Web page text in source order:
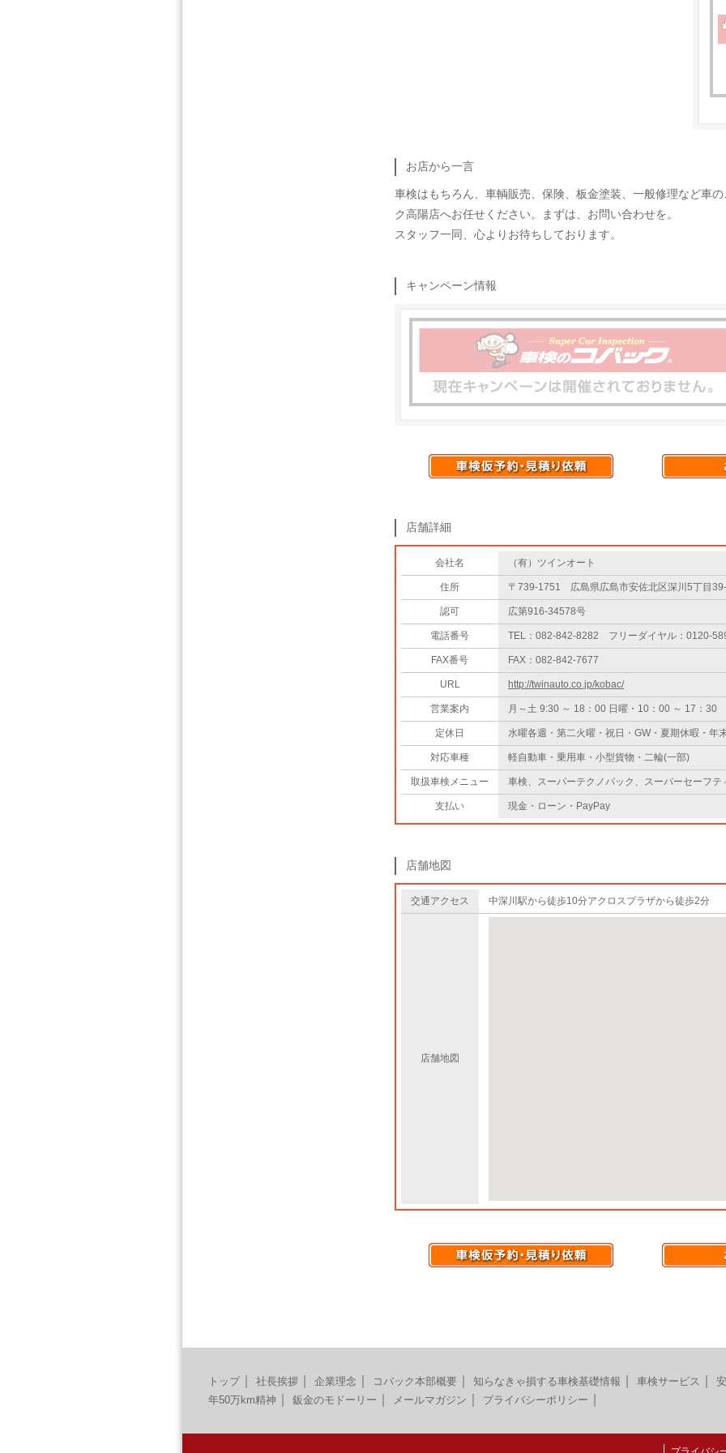
お店から一言
車検はもちろん、車輌販売、保険、板金塗装、一般修理など車
ク高陽店へお任せください。まずは、お問い合わせを。
スタッフ一同、心よりお待ちしております。
キャンペーン情報
店舗詳細
会社名 （有）ツインオート
住所 〒739-1751 広島県広島市安佐北区深川5丁目
認可 広第916-34578号
電話番号 TEL：082-842-8282 フリーダイヤル：0120-
FAX番号 FAX：082-842-7677
URL http://twinauto.co.jp/kobac/
営業案内 月～土 9:30 ～ 18：00 日曜・10：00 ～ 17：30
定休日 水曜各週・第二火曜・祝日・GW・夏期休暇・年
対応車種 軽自動車・乗用車・小型貨物・二輪(一部)
取扱車検メニュー 車検、スーパーテクノパック、スーパーセーフテ
支払い 現金・ローン・PayPay
店舗地図
交通アクセス 中深川駅から徒歩10分アクロスプラザから徒歩2分
店舗地図
トップ｜ 社長挨拶 企業理念 コバック本部概要 知らなきゃ損する車検基礎情報 車検サービス
年50万km精神
鈑金のモドーリー メールマガジン プライバシーポリシー